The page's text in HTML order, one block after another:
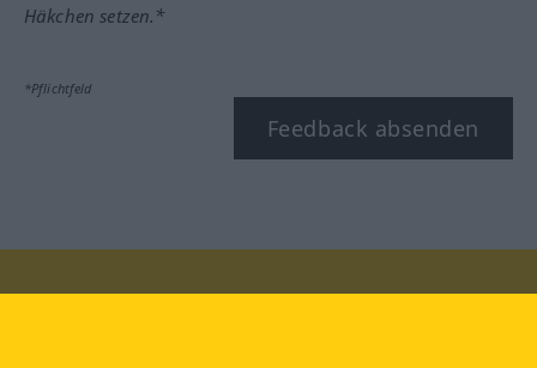
Häkchen setzen.*
*Pflichtfeld
Feedback absenden